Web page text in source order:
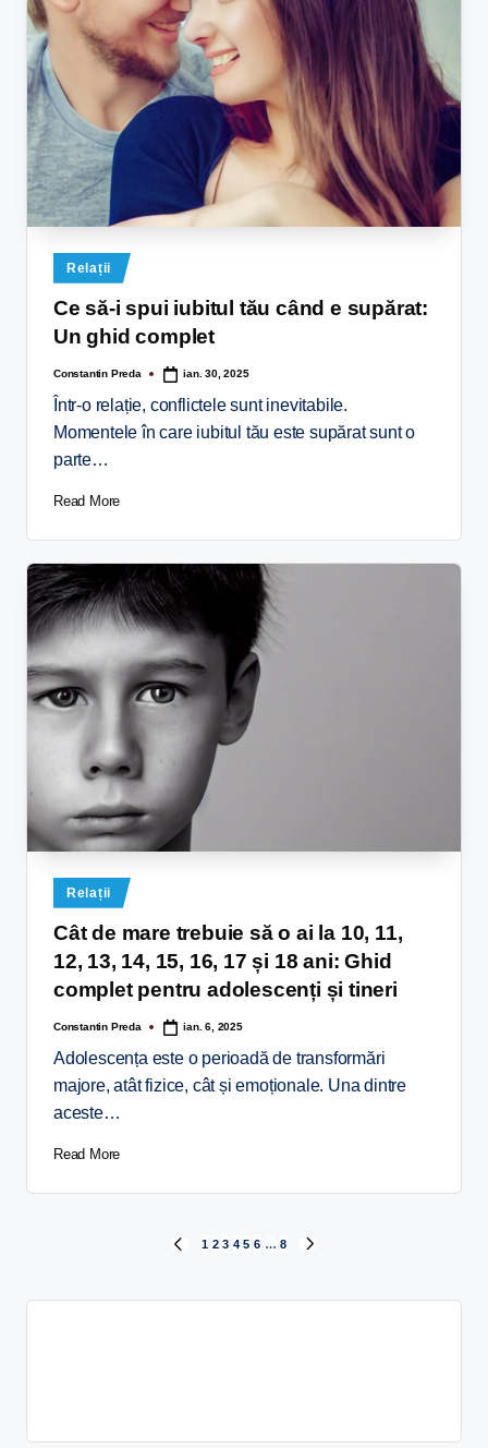
Relații
Ce să-i spui iubitul tău când e supărat:
Un ghid complet
Constantin Preda ian. 30, 2025
Într-o relație, conflictele sunt inevitabile.
Momentele în care iubitul tău este supărat sunt o
parte…
Read More
Relații
Cât de mare trebuie să o ai la 10, 11,
12, 13, 14, 15, 16, 17 și 18 ani: Ghid
complet pentru adolescenți și tineri
Constantin Preda ian. 6, 2025
Adolescența este o perioadă de transformări
majore, atât fizice, cât și emoționale. Una dintre
aceste…
Read More
1 2 3 4 5 6 … 8